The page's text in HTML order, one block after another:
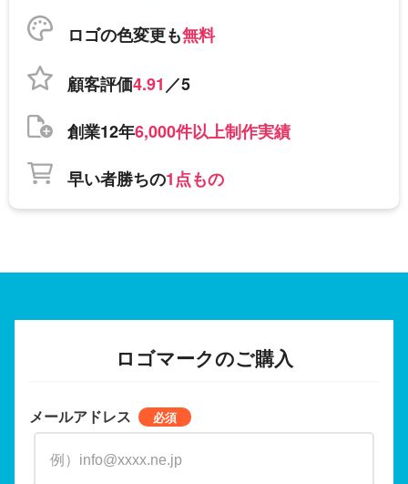
ロゴの色変更も無料
顧客評価4.91／5
創業12年6,000件以上制作実績
早い者勝ちの1点もの
ロゴマークのご購入
メールアドレス